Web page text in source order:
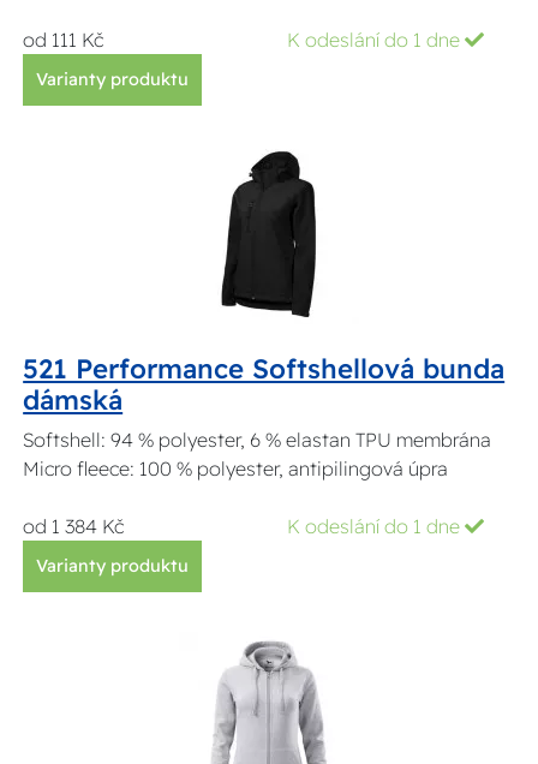
od 111 Kč K odeslání do 1 dne
Varianty produktu
521 Performance Softshellová bunda
dámská
Softshell: 94 % polyester, 6 % elastan TPU membrána
Micro fleece: 100 % polyester, antipilingová úpra
od 1 384 Kč K odeslání do 1 dne
Varianty produktu